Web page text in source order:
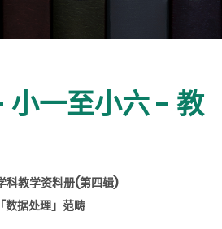
小一至小六 - 教
科教学资料册(第四辑)
「数据处理」范畴